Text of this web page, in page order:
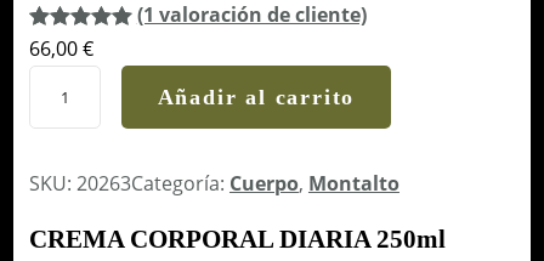
Valorado
con
5.00de
5 en base
a
1
valoración
cliente
(1 valoración de cliente)
66,00€
U
C
Añadir al carrito
SKU: 20263Categoría: Cuerpo, Montalto
CREMA CORPORAL DIARIA 250ml